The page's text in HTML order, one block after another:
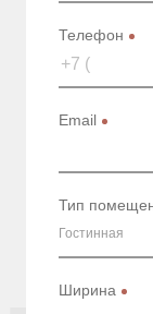
Телефон
Email
Тип
Гостинная
Ширина